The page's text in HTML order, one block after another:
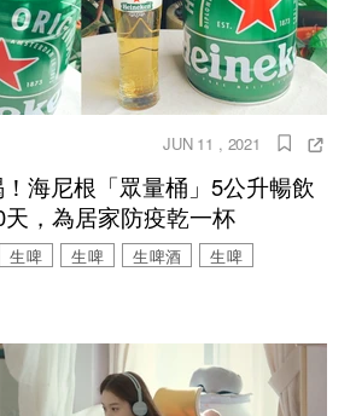
JUN 11 , 2021
海尼根「眾量桶」5公升暢飲
，為居家防疫乾一杯
生啤 生啤 生啤酒
生啤